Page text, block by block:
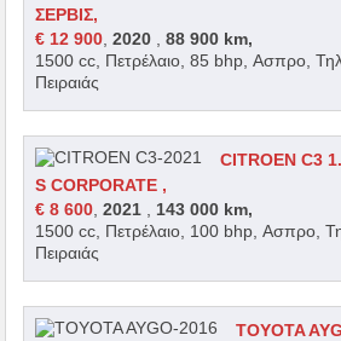
ΣΕΡΒΙΣ,
€ 12 900 ,2020 ,88 900 km,
1500 cc, Πετρέλαιο, 85 bhp, Ασπρο,
Πειραιάς
CITROEN C3
S CORPORATE ,
€ 8 600 ,2021
143 000 km,
1500 cc, Πετρέλαιο, 100 bhp, Ασπρο,
Πειραιάς
TOYOTA